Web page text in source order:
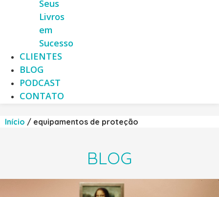
Seus
Livros
em
Sucesso
CLIENTES
BLOG
PODCAST
CONTATO
Início / equipamentos de proteção
BLOG